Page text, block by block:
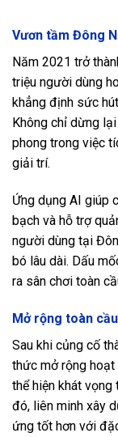
Vươn tầm Đông
Năm 2021 trở
triệu người dùng
khẳng định sức
Không chỉ dừng
phong trong việc
giải trí.
Ứng dụng AI giúp
bạch và hỗ trợ
người dùng tại
bó lâu dài. Dấu
ra sân chơi toàn
Mở rộng toàn
Sau khi củng cố
thức mở rộng
thể hiện khát vọng
đó, liên minh xây
ứng tốt hơn với